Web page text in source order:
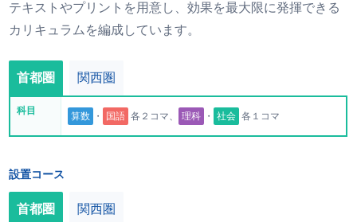
テキストやプリントを用意し、効果を最大限に発揮できる
カリキュラムを編成しています。
首都圏 関西圏
科目 算数 ・ 国語 各２コマ、 理科 ・ 社会 各１コマ
設置コース
首都圏 関西圏